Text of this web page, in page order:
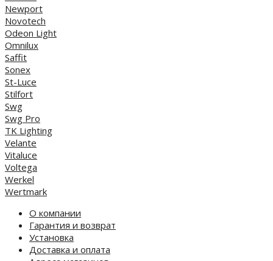
Newport
Novotech
Odeon Light
Omnilux
Saffit
Sonex
St-Luce
Stilfort
Swg
Swg Pro
TK Lighting
Velante
Vitaluce
Voltega
Werkel
Wertmark
О компании
Гарантия и возврат
Установка
Доставка и оплата